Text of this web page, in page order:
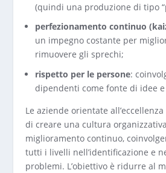
(quindi una produzione di tipo
perfezionamento continuo
un impegno costante per
rimuovere gli sprechi;
rispetto per le persone:
dipendenti come fonte di idee
Le aziende orientate
di creare una cultura
miglioramento continuo,
tutti i livelli nell’identificazione e
problemi. L’obiettivo è ridurre al